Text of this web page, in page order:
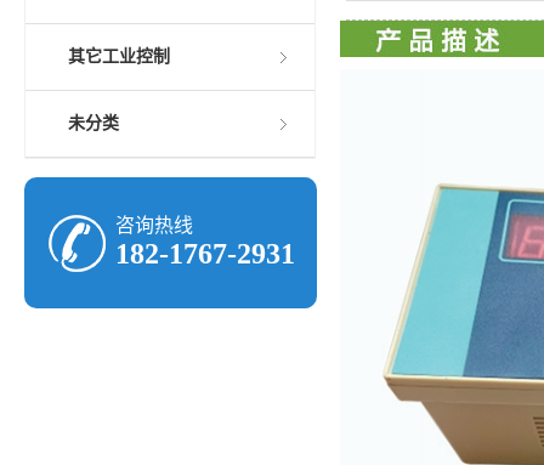
其它工业控制
未分类
咨询热线
182-1767-2931